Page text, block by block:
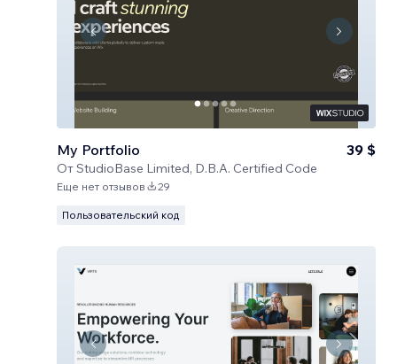
My Portfolio
ОтStudioBase Limited, D.B.A. Certified Code
39 $
Еще нет отзывов 29
Пользовательский код